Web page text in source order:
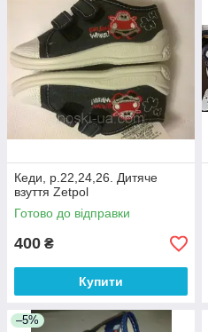
Кеди, р.22,24,26. Дитяче
взуття Zetpol
Готово до відправки
400 ₴
Купити
–5%